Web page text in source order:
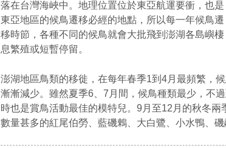
落在台灣海峽中。地理位置位於東亞航運要衝，也是
東亞地區的候鳥遷移必經的地點，所以每一年候鳥遷
移時節，各種不同的候鳥就會大批飛到澎湖各島嶼棲
息繁殖或短暫停留。
澎湖地區鳥類的移徙，在每年春季1到4月最頻繁，
漸漸減少。雖然夏季6、7月間，候鳥種類最少，不
時也是賞鳥活動最佳的模特兒。9月至12月的秋冬
數量甚多的紅尾伯勞、藍磯鶇、大白鷺、小水鴨、磯